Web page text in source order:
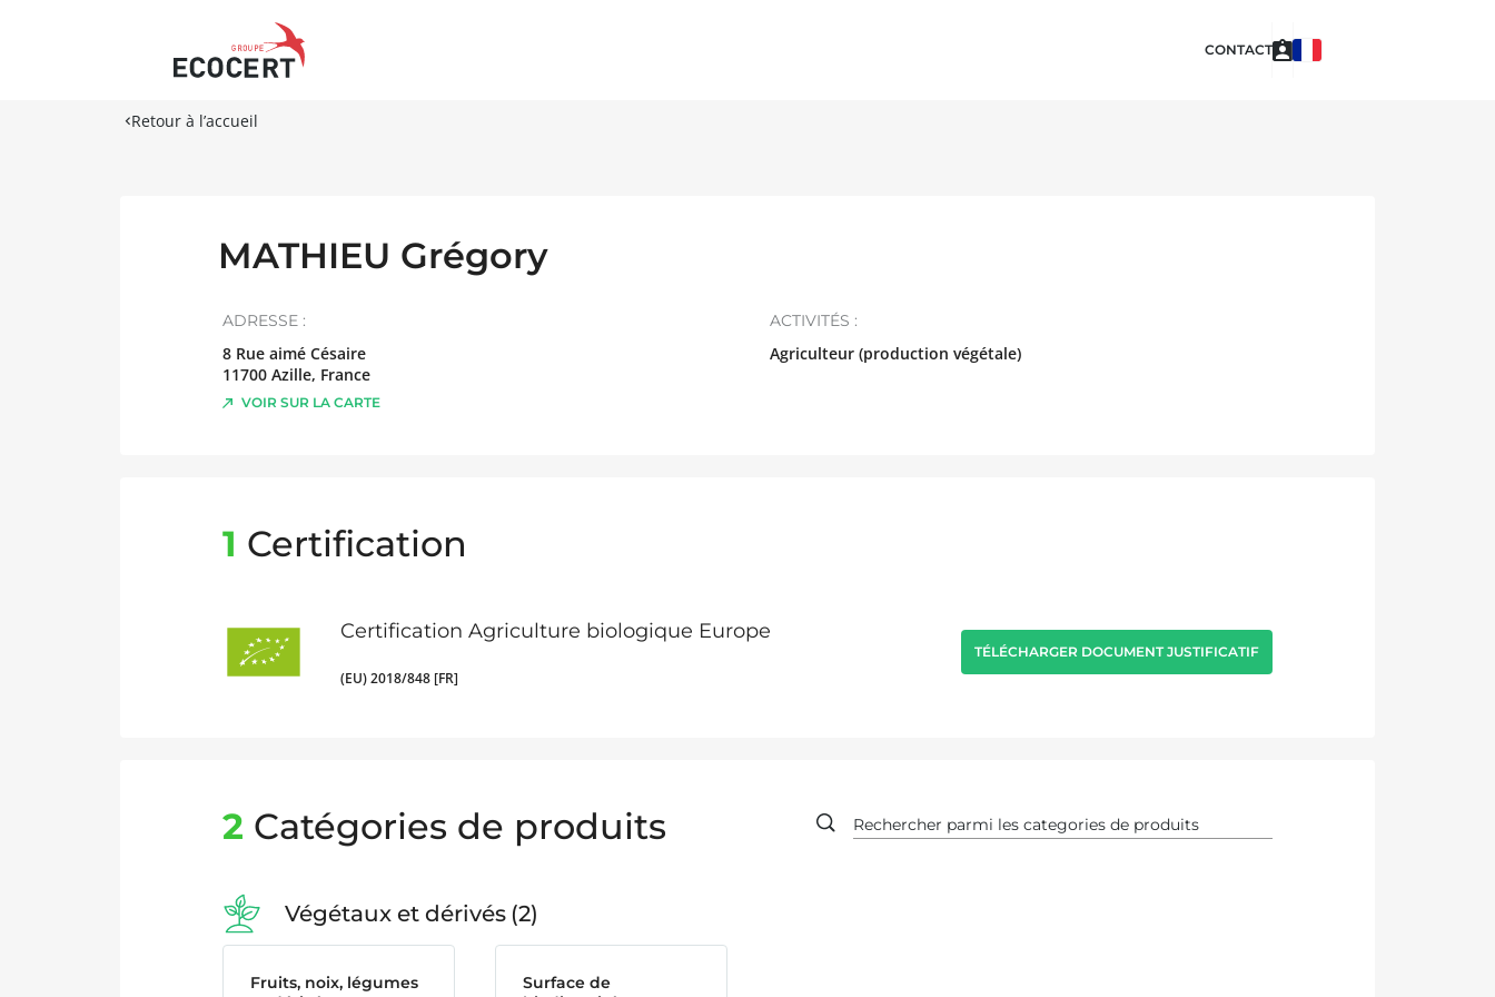
CONTACT
Retour à l’accueil
MATHIEU Grégory
ADRESSE :
8 Rue aimé Césaire
11700 Azille, France
VOIR SUR LA CARTE
ACTIVITÉS :
Agriculteur (production végétale)
1 Certification
Certification Agriculture biologique Europe
(EU) 2018/848 [FR]
TÉLÉCHARGER DOCUMENT JUSTIFICATIF
2 Catégories de produits
Végétaux et dérivés 2
Fruits, noix, légumes
Surface de